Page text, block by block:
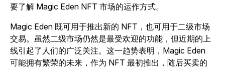
要了解 Magic Eden NFT 市场的运作方式。
Magic Eden 既可用于推出新的 NFT，也可用于二级市场
交易。虽然二级市场仍然是最受欢迎的功能，但近期的上
线引起了人们的广泛关注。这一趋势表明，Magic Eden
可能拥有繁荣的未来，作为 NFT 最初推出，随后买卖的